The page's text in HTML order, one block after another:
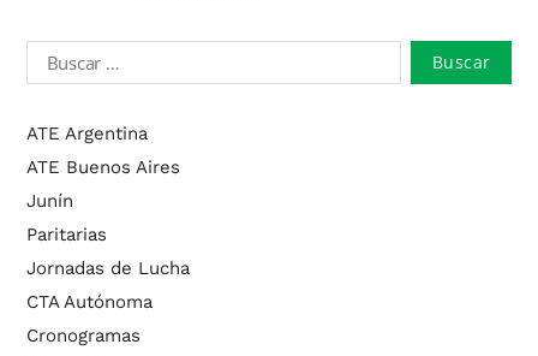
ATE Argentina
ATE Buenos Aires
Junín
Paritarias
Jornadas de Lucha
CTA Autónoma
Cronogramas